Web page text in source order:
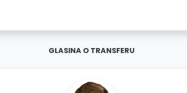
GLASINA O TRANSFERU